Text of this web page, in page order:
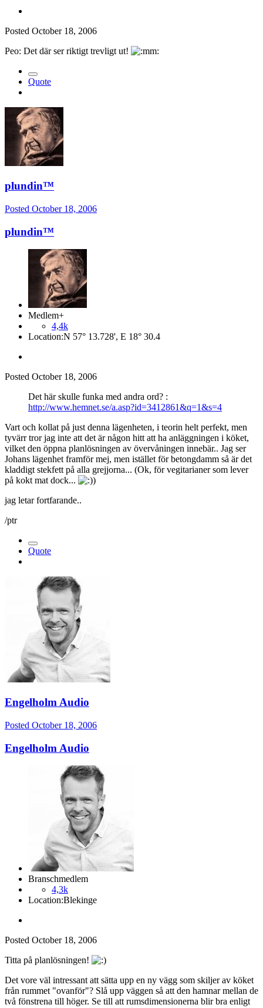
Posted October 18, 2006
Peo: Det där ser riktigt trevligt ut!
Quote
plundin™
Posted October 18, 2006
plundin™
Medlem+
4,4k
Location:N 57° 13.728', E 18° 30.4
Posted October 18, 2006
Det här skulle funka med andra ord? :
http://www.hemnet.se/a.asp?id=3412861&q=1&s=4
Vart och kollat på just denna lägenheten, i teorin helt perfekt, men
tyvärr tror jag inte att det är någon hitt att ha anläggningen i köket,
vilket den öppna planlösningen av övervåningen innebär.. Jag ser
Johans lägenhet framför mej, men istället för betongdamm så är det
kladdigt stekfett på alla grejjorna... (Ok, för vegitarianer som lever
på kokt mat dock...
)
jag letar fortfarande..
/ptr
Quote
Engelholm Audio
Posted October 18, 2006
Engelholm Audio
Branschmedlem
4,3k
Location:Blekinge
Posted October 18, 2006
Titta på planlösningen!
Det vore väl intressant att sätta upp en ny vägg som skiljer av köket
från rummet "ovanför"? Slå upp väggen så att den hamnar mellan de
två fönstrena till höger. Se till att rumsdimensionerna blir bra enligt